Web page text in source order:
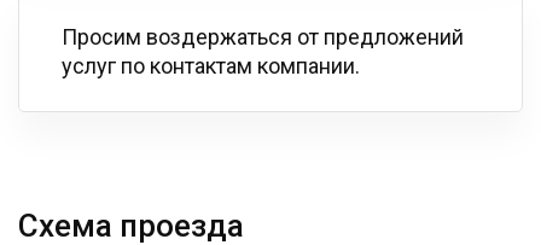
Просим воздержаться от предложений
услуг по контактам компании.
Схема проезда